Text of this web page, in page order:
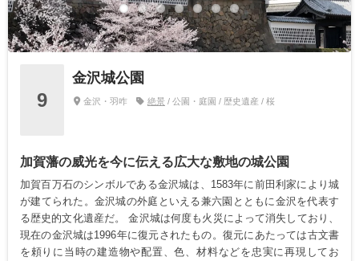
9
金沢城公園
金沢・羽咋 絶景/ 公園・庭園 / 歴史遺産 / 桜
加賀藩の威光を今に伝える広大な敷地の城公園
加賀百万石のシンボルである金沢城は、1583年に前田利家により城
が建てられた。金沢城の外庭といえる兼六園とともに金沢を代表す
る歴史的文化遺産だ。 金沢城は何度も火災によって消失しており、
現在の金沢城は1996年に復元されたもの。復元にあたっては古文書
を頼りに当時の建造物や配置、色、材料などを忠実に再現してお